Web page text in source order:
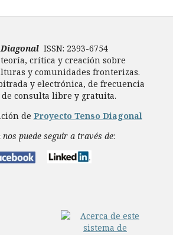
Diagonal ISSN: 2393-6754
crítica y creación sobre
y comunidades fronterizas.
y electrónica, de frecuencia
consulta libre y gratuita.
de Proyecto Tenso Diagonal
nos puede seguir a través de: